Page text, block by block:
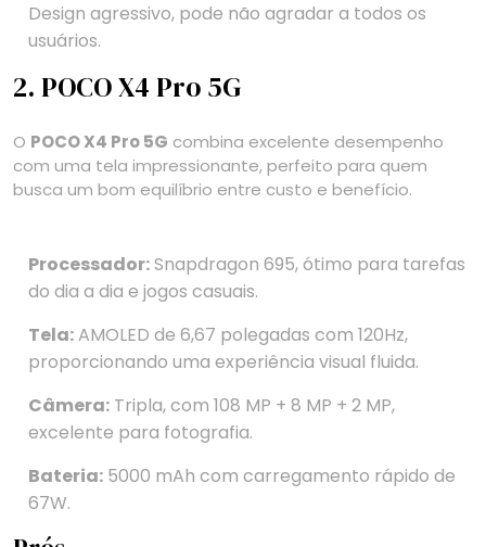
Design agressivo, pode não agradar a todos os
usuários.
2. POCO X4 Pro 5G
O POCO X4 Pro 5G combina excelente desempenho
com uma tela impressionante, perfeito para quem
busca um bom equilíbrio entre custo e benefício.
Processador:Snapdragon 695, ótimo para tarefas
do dia a dia e jogos casuais.
Tela:AMOLED de 6,67 polegadas com 120Hz,
proporcionando uma experiência visual fluida.
Câmera: Tripla, com 108 MP + 8 MP + 2 MP,
excelente para fotografia.
Bateria: 5000 mAh com carregamento rápido de
67W.